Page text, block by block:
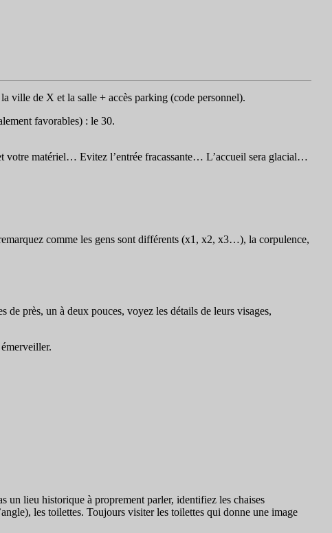
ville de X et la salle + accès parking (code personnel).
favorables) : le 30.
votre matériel… Evitez l’entrée fracassante… L’accueil sera glacial…
comme les gens sont différents (x1, x2, x3…), la corpulence,
de près, un à deux pouces, voyez les détails de leurs visages,
un lieu historique à proprement parler, identifiez les chaises
les toilettes. Toujours visiter les toilettes qui donne une image